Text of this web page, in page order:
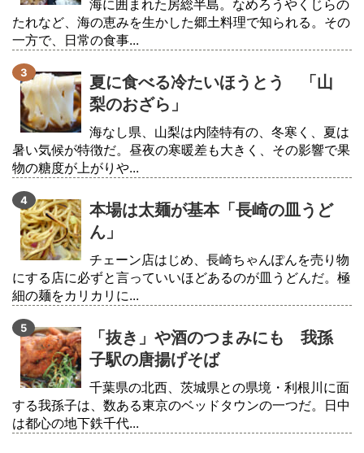
海に囲まれた房総半島。なめろうやくじらの
たれなど、海の恵みを生かした郷土料理で知られる。その
一方で、日常の食事...
夏に食べる冷たいほうとう 「山
梨のおざら」
海なし県、山梨は内陸特有の、冬寒く、夏は
暑い気候が特徴だ。昼夜の寒暖差も大きく、その影響で果
物の糖度が上がりや...
本場は太麺が基本「長崎の皿うど
ん」
チェーン店はじめ、長崎ちゃんぽんを売り物
にする店に必ずと言っていいほどあるのが皿うどんだ。極
細の麺をカリカリに...
「抜き」や酒のつまみにも 我孫
子駅の唐揚げそば
千葉県の北西、茨城県との県境・利根川に面
する我孫子は、数ある東京のベッドタウンの一つだ。日中
は都心の地下鉄千代...